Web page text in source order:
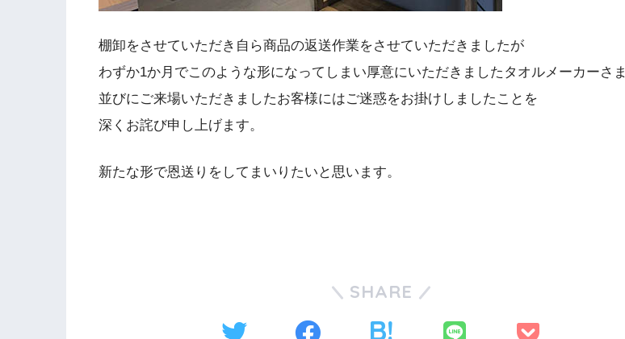
棚卸をさせていただき自ら商品の返送作業をさせていただきましたが
わずか1か月でこのような形になってしまい厚意にいただきましたタオルメーカーさま
並びにご来場いただきましたお客様にはご迷惑をお掛けしましたことを
深くお詫び申し上げます。
新たな形で恩送りをしてまいりたいと思います。
SHARE